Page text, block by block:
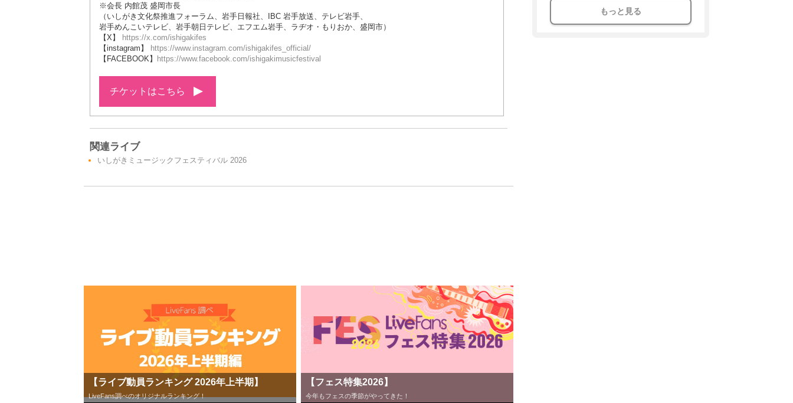
※会長 内館茂 盛岡市長
（いしがき文化祭推進フォーラム、岩手日報社、IBC 岩手放送、テレビ岩手、
岩手めんこいテレビ、岩手朝日テレビ、エフエム岩手、ラヂオ・もりおか、盛岡市）
【X】 https://x.com/ishigakifes
【instagram】 https://www.instagram.com/ishigakifes_official/
【FACEBOOK】 https://www.facebook.com/ishigakimusicfestival
チケットはこちら
関連ライブ
いしがきミュージックフェスティバル 2026
【ライブ動員ランキング 2026年上半期】
LiveFans調べのオリジナルランキング！
【フェス特集2026】
今年もフェスの季節がやってきた！
もっと見る